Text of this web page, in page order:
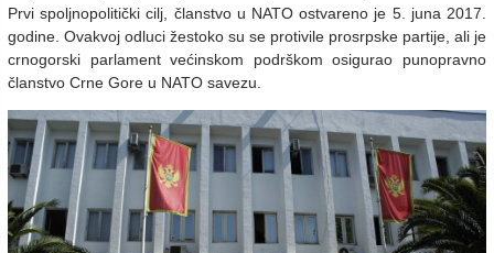
Prvi spoljnopolitički cilj, članstvo u NATO ostvareno je 5. juna 2017.
godine. Ovakvoj odluci žestoko su se protivile prosrpske partije, ali je
crnogorski parlament većinskom podrškom osigurao punopravno
članstvo Crne Gore u NATO savezu.